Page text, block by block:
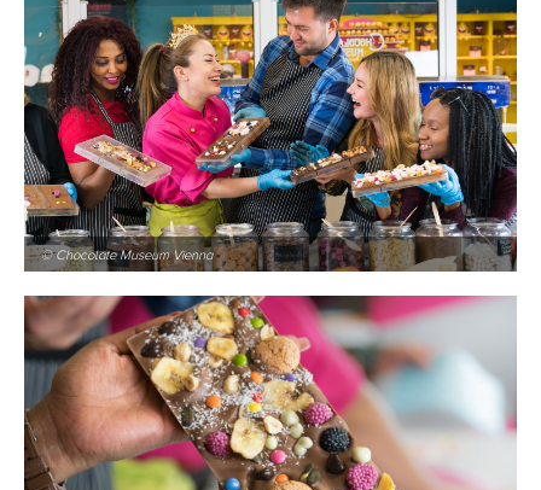
© Chocolate Museum Vienna